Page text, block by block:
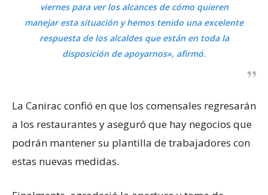
viernes para ver los alcances de cómo quieren
manejar esta situación y hemos tenido una excelente
respuesta de los alcaldes que están en toda la
disposición de apoyarnos», afirmó.
La Canirac confió en que los comensales regresarán
a los restaurantes y aseguró que hay negocios que
podrán mantener su plantilla de trabajadores con
estas nuevas medidas.